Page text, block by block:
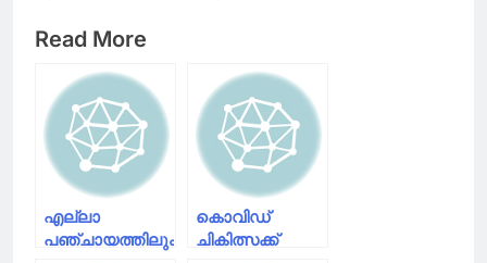
Read More
എല്ലാ
പഞ്ചായത്തിലും
കൊവിഡ്
ചികിത്സക്ക്